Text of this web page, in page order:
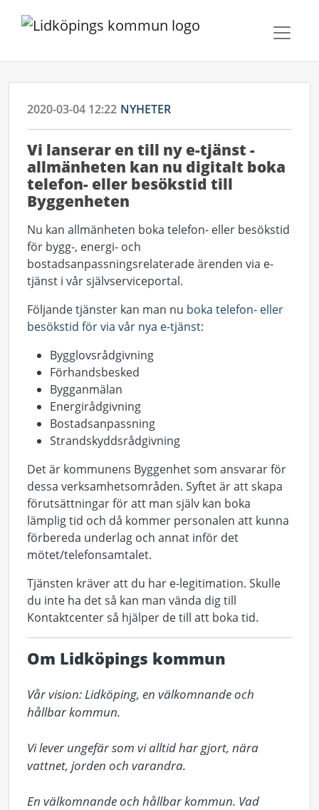
2020-03-04 12:22 NYHETER
Vi lanserar en till ny e-tjänst -
allmänheten kan nu digitalt boka
telefon- eller besökstid till
Byggenheten
Nu kan allmänheten boka telefon- eller besökstid
för bygg-, energi- och
bostadsanpassningsrelaterade ärenden via e-
tjänst i vår självserviceportal.
Följande tjänster kan man nu boka telefon- eller
besökstid för via vår nya e-tjänst:
Bygglovsrådgivning
Förhandsbesked
Bygganmälan
Energirådgivning
Bostadsanpassning
Strandskyddsrådgivning
Det är kommunens Byggenhet som ansvarar för
dessa verksamhetsområden. Syftet är att skapa
förutsättningar för att man själv kan boka
lämplig tid och då kommer personalen att kunna
förbereda underlag och annat inför det
mötet/telefonsamtalet.
Tjänsten kräver att du har e-legitimation. Skulle
du inte ha det så kan man vända dig till
Kontaktcenter så hjälper de till att boka tid.
Om Lidköpings kommun
Vår vision: Lidköping, en välkomnande och
hållbar kommun.
Vi lever ungefär som vi alltid har gjort, nära
vattnet, jorden och varandra.
En välkomnande och hållbar kommun. Vad